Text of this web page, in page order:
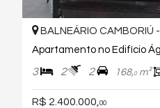
BALNEÁRIO CAMBORIÚ -
3 2 2 168,0m²
R$ 2.400.000, 00